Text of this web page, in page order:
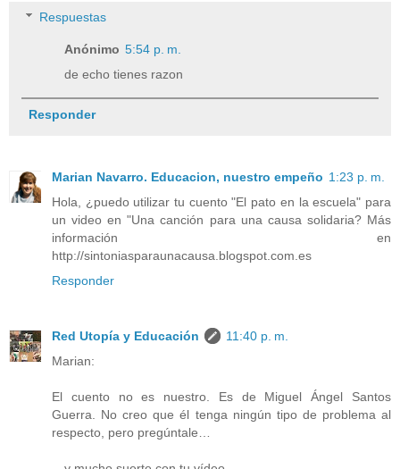
Respuestas
Anónimo 5:54 p. m.
de echo tienes razon
Responder
Marian Navarro. Educacion, nuestro empeño 1:23 p. m.
Hola, ¿puedo utilizar tu cuento "El pato en la escuela" para
un video en "Una canción para una causa solidaria? Más
información en
http://sintoniasparaunacausa.blogspot.com.es
Responder
Red Utopía y Educación
11:40 p. m.
Marian:
El cuento no es nuestro. Es de Miguel Ángel Santos
Guerra. No creo que él tenga ningún tipo de problema al
respecto, pero pregúntale…